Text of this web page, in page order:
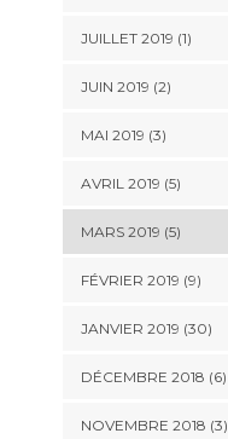
JUILLET 2019 (1)
JUIN 2019 (2)
MAI 2019 (3)
AVRIL 2019 (5)
MARS 2019 (5)
FÉVRIER 2019 (9)
JANVIER 2019 (30)
DÉCEMBRE 2018 (6)
NOVEMBRE 2018 (3)